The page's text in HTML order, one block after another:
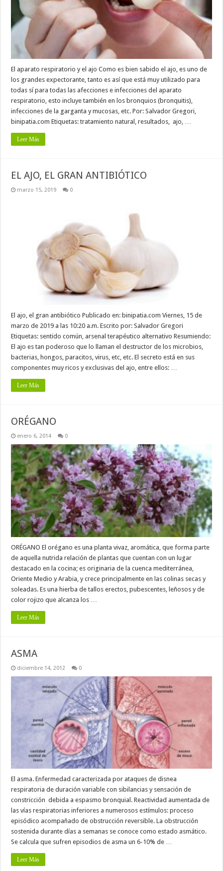
El aparato respiratorio y el ajo Como es bien sabido el ajo, es uno de
los grandes expectorante, tanto es así que está muy utilizado para
todas sí para todas las afecciones e infecciones del aparato
respiratorio, esto incluye también en los bronquios (bronquitis),
infecciones de la garganta y mucosas, etc. Por: Salvador Gregori,
binipatia.com Etiquetas: tratamiento natural, resultados, ajo, …
Leer Más
EL AJO, EL GRAN ANTIBIÓTICO
marzo 15, 2019 0
El ajo, el gran antibiótico Publicado en: binipatia.com Viernes, 15 de
marzo de 2019 a las 10:20 a.m. Escrito por: Salvador Gregori
Etiquetas: sentido común, arsenal terapéutico alternativo Resumiendo:
El ajo es tan poderoso que lo llaman el destructor de los microbios,
bacterias, hongos, paracitos, virus, etc, etc. El secreto está en sus
componentes muy ricos y exclusivas del ajo, entre ellos: …
Leer Más
ORÉGANO
enero 6, 2014 0
ORÉGANO El orégano es una planta vivaz, aromática, que forma parte
de aquella nutrida relación de plantas que cuentan con un lugar
destacado en la cocina; es originaria de la cuenca mediterránea,
Oriente Medio y Arabia, y crece principalmente en las colinas secas y
soleadas. Es una hierba de tallos erectos, pubescentes, leñosos y de
color rojizo que alcanza los …
Leer Más
ASMA
diciembre 14, 2012 0
El asma. Enfermedad caracterizada por ataques de disnea
respiratoria de duración variable con sibilancias y sensación de
constricción debida a espasmo bronquial. Reactividad aumentada de
las vías respiratorias inferiores a numerosos estímulos: proceso
episódico acompañado de obstrucción reversible. La obstrucción
sostenida durante días a semanas se conoce como estado asmático.
Se calcula que sufren episodios de asma un 6-10% de …
Leer Más